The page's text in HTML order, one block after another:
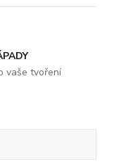
vaše tvoření